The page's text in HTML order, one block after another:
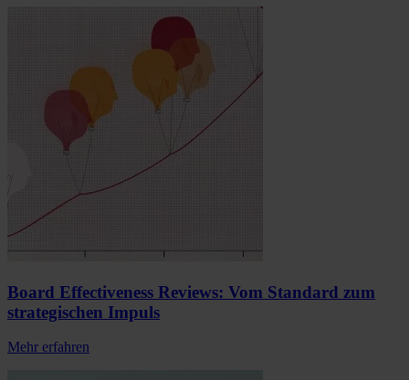
Board Effectiveness Reviews: Vom Standard zum
strategischen Impuls
Mehr erfahren